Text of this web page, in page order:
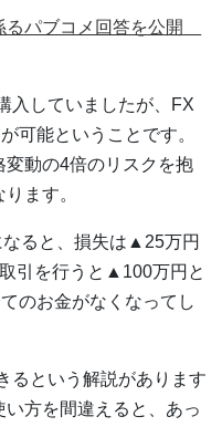
るパブコメ回答を公開
入していましたが、FX
可能ということです。
変動の4倍のリスクを抱
ます。
ると、損失は▲25万円
引を行うと▲100万円と
のお金がなくなってし
るという解説があります
方を間違えると、あっ